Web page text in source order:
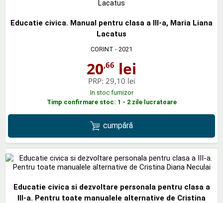
Educatie civica. Manual pentru clasa a III-a, Maria Liana
Lacatus
CORINT - 2021
20,66 lei
PRP: 29,10 lei
In stoc furnizor
Timp confirmare stoc: 1 - 2 zile lucratoare
cumpără
Educatie civica si dezvoltare personala pentru clasa a
III-a. Pentru toate manualele alternative de Cristina